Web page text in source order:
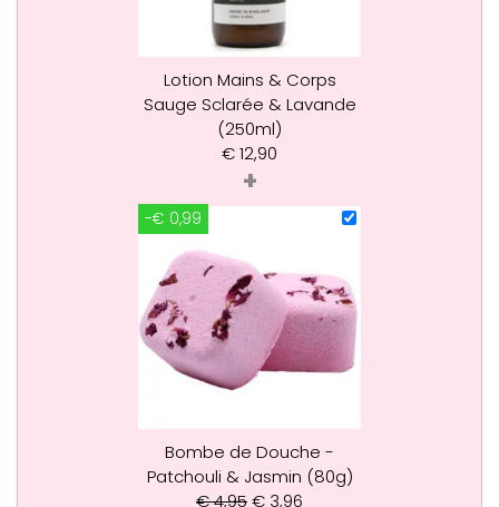
Lotion Mains & Corps
Sauge Sclarée & Lavande
(250ml)
€12,90
+
-€ 0,99
Bombe de Douche -
Patchouli & Jasmin (80g)
€4,95€ 3,96